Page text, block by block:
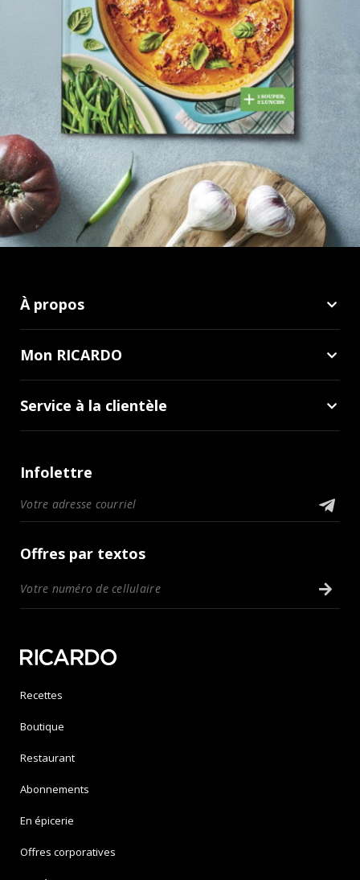
À propos
Mon RICARDO
Service à la clientèle
Infolettre
Offres par textos
Recettes
Boutique
Restaurant
Abonnements
En épicerie
Offres corporatives